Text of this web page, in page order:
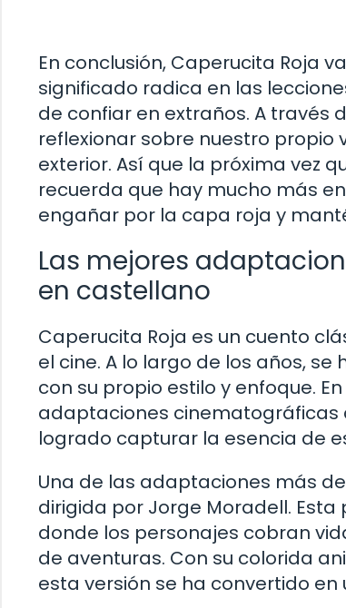
En conclusión, Caperucita Roja
significado radica en las
de confiar en extraños. A través
reflexionar sobre nuestro
exterior. Así que la próxima vez
recuerda que hay mucho más
engañar por la capa roja y
Las mejores
en castellano
Caperucita Roja es un cuento
el cine. A lo largo de los años,
con su propio estilo y enfoque.
adaptaciones cinematográficas
logrado capturar la esencia de
Una de las adaptaciones más
dirigida por Jorge Moradell.
donde los personajes cobran
de aventuras. Con su colorida
esta versión se ha convertido